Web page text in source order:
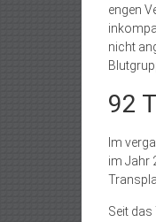
engen
nicht
92
Im
im Jahr
Seit